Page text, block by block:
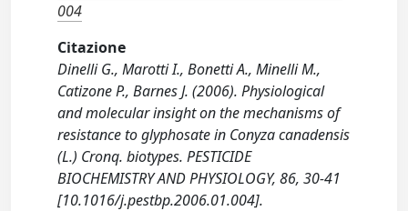
004
Citazione
Dinelli G., Marotti I., Bonetti A., Minelli M.,
Catizone P., Barnes J. (2006). Physiological
and molecular insight on the mechanisms of
resistance to glyphosate in Conyza canadensis
(L.) Cronq. biotypes. PESTICIDE
BIOCHEMISTRY AND PHYSIOLOGY, 86, 30-41
[10.1016/j.pestbp.2006.01.004].